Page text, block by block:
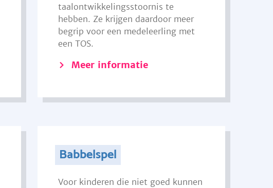
taalontwikkelingsstoornis te
hebben. Ze krijgen daardoor meer
begrip voor een medeleerling met
een TOS.
Meer informatie
Babbelspel
Voor kinderen die niet goed kunnen